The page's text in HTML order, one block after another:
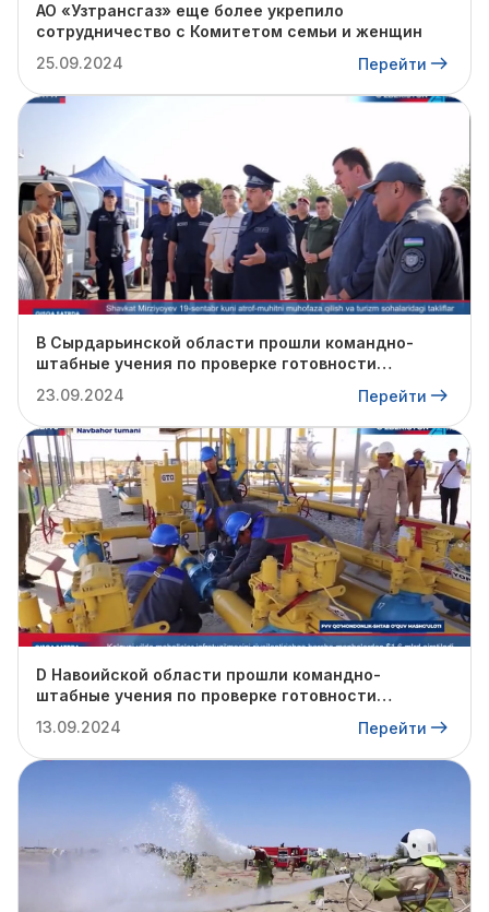
АО «Узтрансгаз» еще более укрепило
сотрудничество с Комитетом семьи и женщин
25.09.2024
Перейти
В Сырдарьинской области прошли командно-
штабные учения по проверке готовности
отопительному сезону.
23.09.2024 Перейти
D Навоийской области прошли командно-
штабные учения по проверке готовности
отопительному сезону.
13.09.2024 Перейти